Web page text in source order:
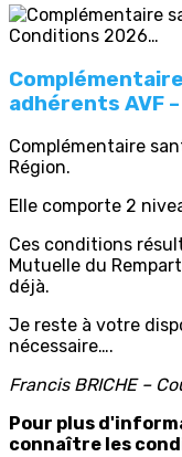
adhérents AVF
Complémentaire
Région.
Elle comporte 2
Ces conditions
Mutuelle du
déjà.
Je reste à votre
nécessaire….
Francis BRICHE –
Pour plus
connaître les